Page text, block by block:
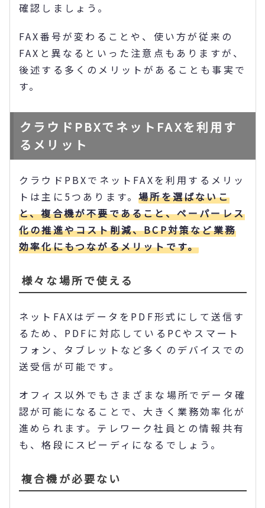
確認しましょう。
FAX番号が変わることや、使い方が従来の
FAXと異なるといった注意点もありますが、
後述する多くのメリットがあることも事実で
す。
クラウドPBXでネットFAXを利用す
るメリット
クラウドPBXでネットFAXを利用するメリッ
トは主に5つあります。場所を選ばないこ
と、複合機が不要であること、ペーパーレス
化の推進やコスト削減、BCP対策など業務
効率化にもつながるメリットです。
様々な場所で使える
ネットFAXはデータをPDF形式にして送信す
るため、PDFに対応しているPCやスマート
フォン、タブレットなど多くのデバイスでの
送受信が可能です。
オフィス以外でもさまざまな場所でデータ確
認が可能になることで、大きく業務効率化が
進められます。テレワーク社員との情報共有
も、格段にスピーディになるでしょう。
複合機が必要ない